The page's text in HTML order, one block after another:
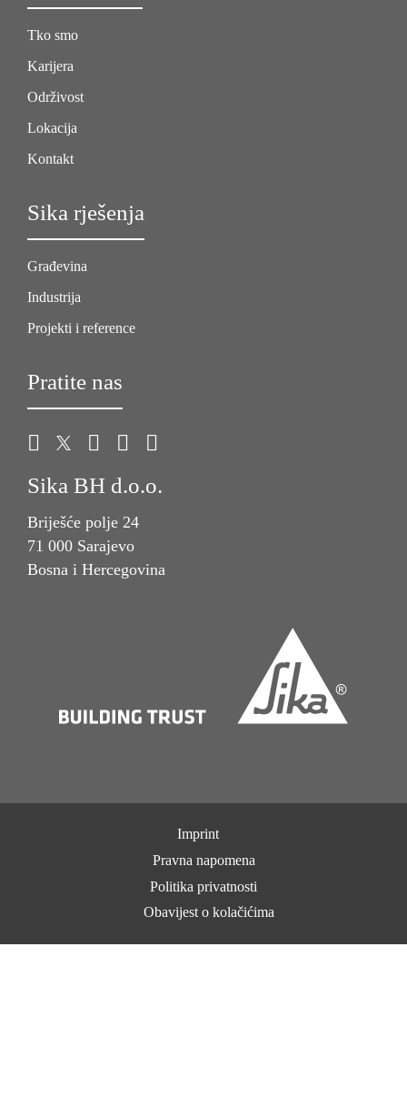
Tko smo
Karijera
Održivost
Lokacija
Kontakt
Sika rješenja
Građevina
Industrija
Projekti i reference
Pratite nas
Sika BH d.o.o.
Briješće polje 24
71 000 Sarajevo
Bosna i Hercegovina
Imprint
Pravna napomena
Politika privatnosti
Obavijest o kolačićima